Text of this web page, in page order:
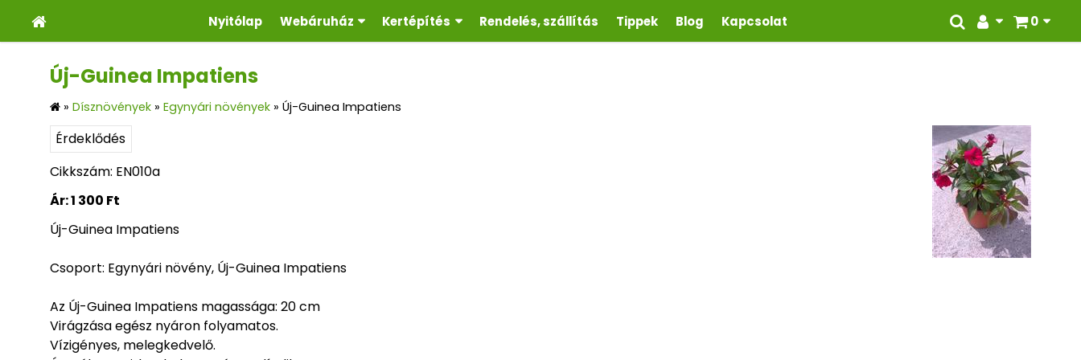
0
Nyitólap Webáruház Kertépítés Rendelés, szállítás Tippek Blog Kapcsolat
Új-Guinea Impatiens
» Dísznövények » Egynyári növények » Új-Guinea Impatiens
Érdeklődés
Cikkszám: EN010a
Ár:1 300 Ft
Új-Guinea Impatiens
Csoport: Egynyári növény, Új-Guinea Impatiens
Az Új-Guinea Impatiens magassága: 20 cm
Virágzása egész nyáron folyamatos.
Vízigényes, melegkedvelő.